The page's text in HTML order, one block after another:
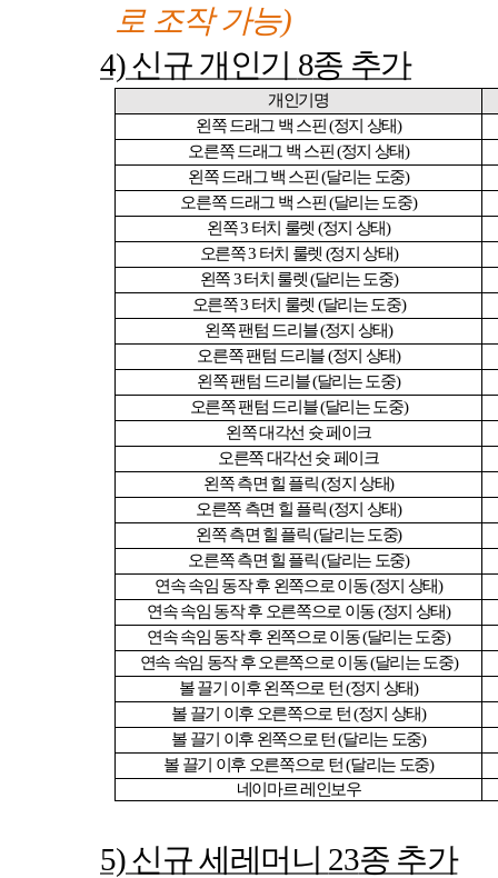
로 조작 가능)
4)신규 개인기 8종 추가
개인기명
왼쪽 드래그 백 스핀 (정지 상태)
오른쪽 드래그 백 스핀 (정지 상태)
왼쪽 드래그 백 스핀 (달리는 도중)
오른쪽 드래그 백 스핀 (달리는 도중)
왼쪽3 터치 룰렛 (정지 상태)
오른쪽3 터치 룰렛 (정지 상태)
왼쪽3터치 룰렛(달리는 도중)
오른쪽3 터치 룰렛 (달리는 도중)
왼쪽 팬텀 드리블(정지 상태)
오른쪽 팬텀 드리블(정지 상태)
왼쪽 팬텀 드리블(달리는 도중)
오른쪽 팬텀 드리블(달리는 도중)
왼쪽 대각선 슛 페이크
오른쪽 대각선 슛 페이크
왼쪽 측면 힐 플릭(정지 상태)
오른쪽 측면 힐 플릭(정지 상태)
왼쪽 측면 힐 플릭(달리는 도중)
오른쪽 측면 힐 플릭(달리는 도중)
연속 속임 동작 후 왼쪽으로 이동(정지 상태)
연속 속임 동작 후 오른쪽으로 이동(정지 상태)
연속 속임 동작 후 왼쪽으로 이동(달리는 도중)
연속 속임 동작 후 오른쪽으로 이동(달리는 도중)
볼 끌기 이후 왼쪽으로 턴 (정지 상태)
볼 끌기 이후 오른쪽으로 턴 (정지 상태)
볼 끌기 이후 왼쪽으로 턴 (달리는 도중)
볼 끌기 이후 오른쪽으로 턴 (달리는 도중)
네이마르 레인보우
5)신규 세레머니 23종 추가